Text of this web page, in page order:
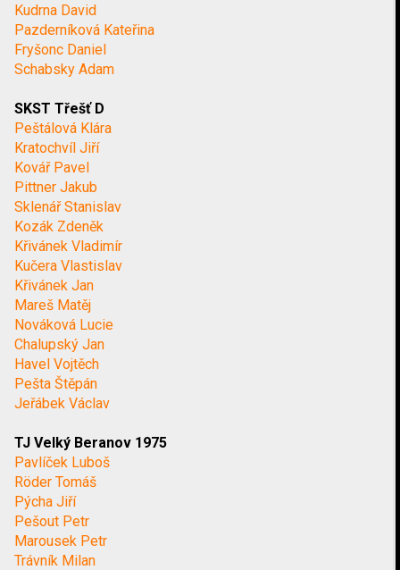
Kudrna David
Pazderníková Kateřina
Fryšonc Daniel
Schabsky Adam
SKST Třešť D
Peštálová Klára
Kratochvíl Jiří
Kovář Pavel
Pittner Jakub
Sklenář Stanislav
Kozák Zdeněk
Křivánek Vladimír
Kučera Vlastislav
Křivánek Jan
Mareš Matěj
Nováková Lucie
Chalupský Jan
Havel Vojtěch
Pešta Štěpán
Jeřábek Václav
TJ Velký Beranov 1975
Pavlíček Luboš
Röder Tomáš
Pýcha Jiří
Pešout Petr
Marousek Petr
Trávník Milan